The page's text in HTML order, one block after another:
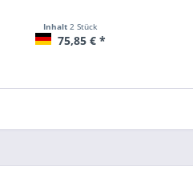
Inhalt2 Stück
75,85 € *